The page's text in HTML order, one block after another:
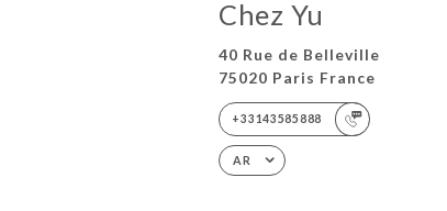
Chez Yu
40 Rue de Belleville
75020 Paris France
+33143585888
AR